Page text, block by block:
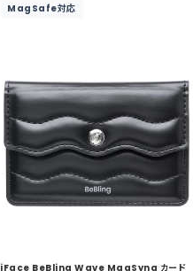
価MagSafe対応
iFace BeBling Wave MagSynq カード